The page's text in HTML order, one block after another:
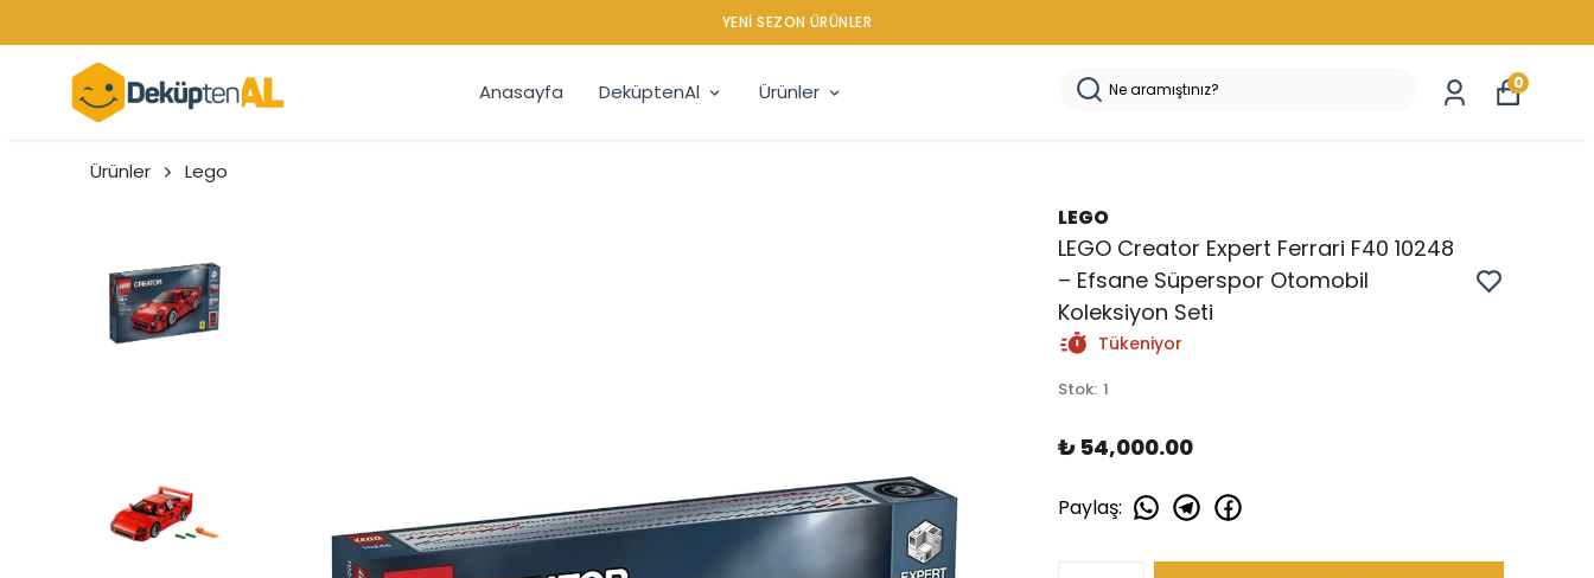
YENI SEZON ÜRÜNLER
Anasayfa DeküptenAl Ürünler 0
Ürünler Lego
LEGO
LEGO Creator Expert Ferrari F40 10248
– Efsane Süperspor Otomobil
Koleksiyon Seti
Tükeniyor
Stok: 1
₺ 54,000.00
Paylaş: